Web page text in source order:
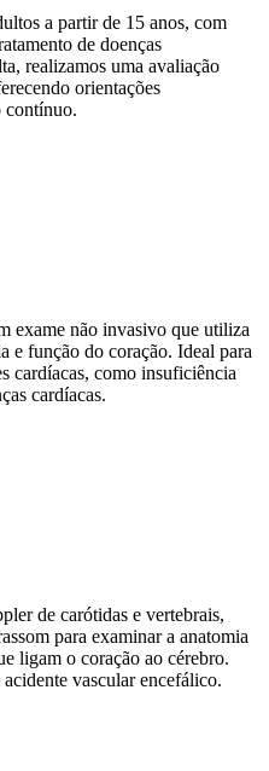
a partir de 15 anos, com
de doenças
realizamos uma avaliação
orientações
contínuo.
exame não invasivo que utiliza
e função do coração. Ideal para
cardíacas, como insuficiência
cardíacas.
de carótidas e vertebrais,
para examinar a anatomia
ligam o coração ao cérebro.
vascular encefálico.